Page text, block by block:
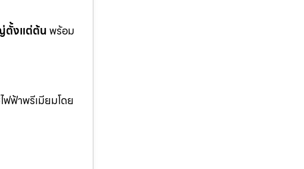
ญ่ตั้งแต่ต้นพร้อม
ฟฟ้าพรีเมียมโดย